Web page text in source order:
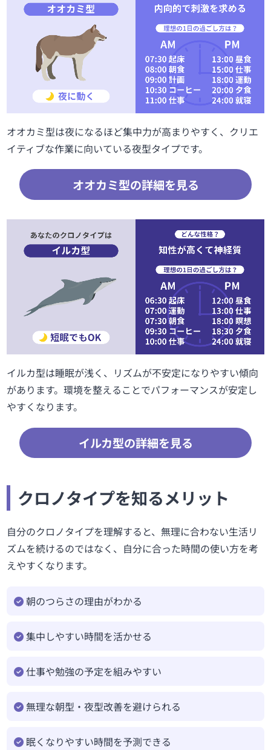
オオカミ型は夜になるほど集中力が高まりやすく、クリエ
イティブな作業に向いている夜型タイプです。
オオカミ型の詳細を見る
イルカ型は睡眠が浅く、リズムが不安定になりやすい傾向
があります。環境を整えることでパフォーマンスが安定し
やすくなります。
イルカ型の詳細を見る
クロノタイプを知るメリット
自分のクロノタイプを理解すると、無理に合わない生活リ
ズムを続けるのではなく、自分に合った時間の使い方を考
えやすくなります。
朝のつらさの理由がわかる
集中しやすい時間を活かせる
仕事や勉強の予定を組みやすい
無理な朝型・夜型改善を避けられる
眠くなりやすい時間を予測できる